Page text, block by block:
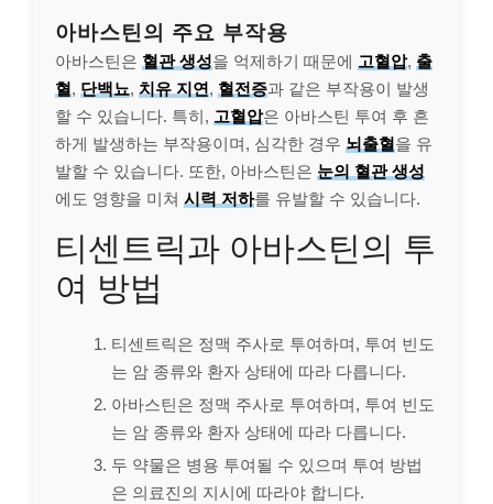
아바스틴의 주요 부작용
아바스틴은 혈관 생성을 억제하기 때문에 고혈압, 출
혈, 단백뇨, 치유 지연, 혈전증과 같은 부작용이 발생
할 수 있습니다. 특히, 고혈압은 아바스틴 투여 후 흔
하게 발생하는 부작용이며, 심각한 경우 뇌출혈을 유
발할 수 있습니다. 또한, 아바스틴은 눈의 혈관 생성
에도 영향을 미쳐 시력 저하를 유발할 수 있습니다.
티센트릭과 아바스틴의 투
여 방법
티센트릭은 정맥 주사로 투여하며, 투여 빈도
는 암 종류와 환자 상태에 따라 다릅니다.
아바스틴은 정맥 주사로 투여하며, 투여 빈도
는 암 종류와 환자 상태에 따라 다릅니다.
두 약물은 병용 투여될 수 있으며 투여 방법
은 의료진의 지시에 따라야 합니다.